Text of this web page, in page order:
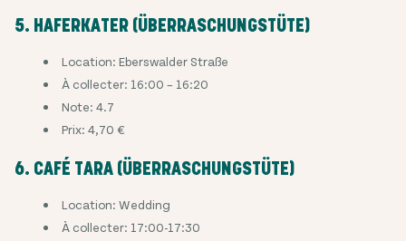
5. HAFERKATER (ÜBERRASCHUNGSTÜTE)
Location: Eberswalder Straße
À collecter: 16:00 – 16:20
Note: 4.7
Prix: 4,70 €
6. CAFÉ TARA (ÜBERRASCHUNGSTÜTE)
Location: Wedding
À collecter: 17:00-17:30